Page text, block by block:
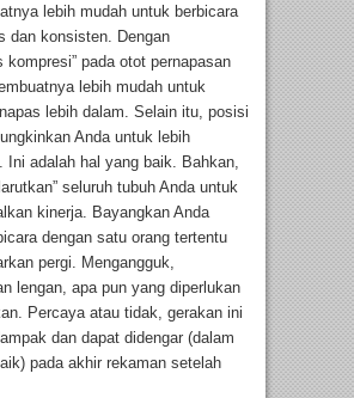
lebih mudah untuk berbicara
dan konsisten. Dengan
kompresi” pada otot pernapasan
lebih mudah untuk
lebih dalam. Selain itu, posisi
Anda untuk lebih
Ini adalah hal yang baik. Bahkan,
seluruh tubuh Anda untuk
kinerja. Bayangkan Anda
dengan satu orang tertentu
pergi. Mengangguk,
lengan, apa pun yang diperlukan
Percaya atau tidak, gerakan ini
dan dapat didengar (dalam
pada akhir rekaman setelah